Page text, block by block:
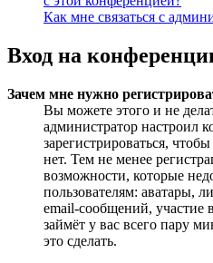
Как мне связаться с
Вход на
Зачем мне нужно
Вы можете этого и не
администратор
зарегистрироваться,
нет. Тем не менее
возможности, которые
пользователям: аватары,
email-сообщений, участие
займёт у вас всего пару
это сделать.